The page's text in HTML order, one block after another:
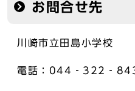
お問合せ先
川崎市立田島小学校
電話：